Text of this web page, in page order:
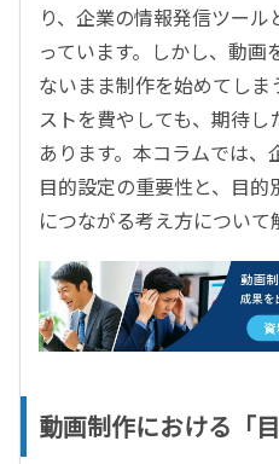
り、企業の情報発信ツー
っています。しかし、動
ないまま制作を始めてし
ストを費やしても、期待
あります。本コラムでは
目的設定の重要性と、目
につながる考え方について
動画制作における「